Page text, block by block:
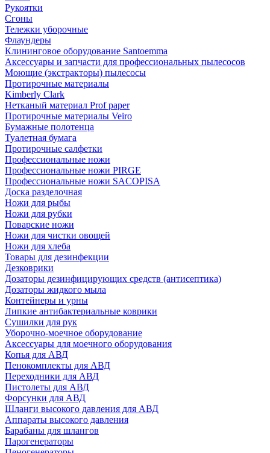
Рукоятки
Сгоны
Тележки уборочные
Флаундеры
Клининговое оборудование Santoemma
Аксессуары и запчасти для профессиональных пылесосов
Моющие (экстракторы) пылесосы
Протирочные материалы
Kimberly Clark
Нетканый материал Prof paper
Протирочные материалы Veiro
Бумажные полотенца
Туалетная бумага
Протирочные салфетки
Профессиональные ножи
Профессиональные ножи PIRGE
Профессиональные ножи SACOPISA
Доска разделочная
Ножи для рыбы
Ножи для рубки
Поварские ножи
Ножи для чистки овощей
Ножи для хлеба
Товары для дезинфекции
Дезковрики
Дозаторы дезинфицирующих средств (антисептика)
Дозаторы жидкого мыла
Контейнеры и урны
Липкие антибактериальные коврики
Сушилки для рук
Уборочно-моечное оборудование
Аксессуары для моечного оборудования
Копья для АВД
Пенокомплекты для АВД
Переходники для АВД
Пистолеты для АВД
Форсунки для АВД
Шланги высокого давления для АВД
Аппараты высокого давления
Барабаны для шлангов
Парогенераторы